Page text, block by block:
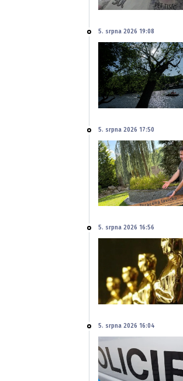
5. srpna 2026 19:08
5. srpna 2026 17:50
5. srpna 2026 16:56
5. srpna 2026 16:04